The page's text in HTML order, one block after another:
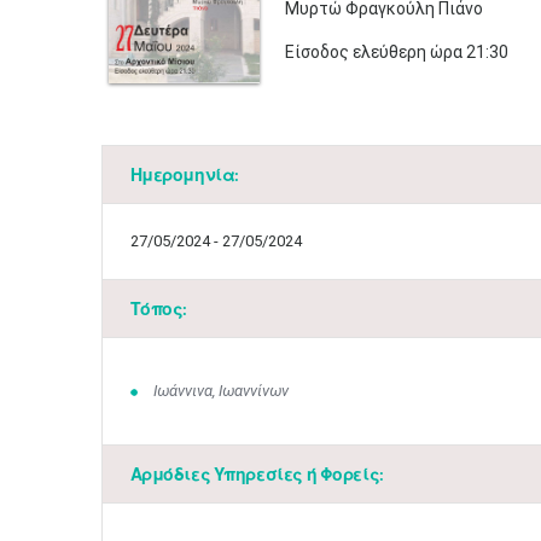
Μυρτώ Φραγκούλη Πιάνο
Είσοδος ελεύθερη ώρα 21:30​
Ημερομηνία:
27/05/2024 - 27/05/2024
Τόπος:
Ιωάννινα, Ιωαννίνων
Αρμόδιες Υπηρεσίες ή Φορείς: